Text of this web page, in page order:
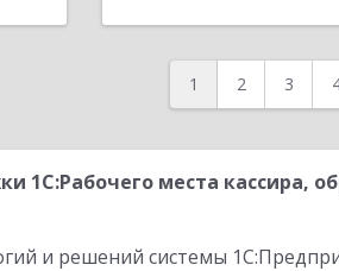
1 2 3
места кассира,
и решений системы